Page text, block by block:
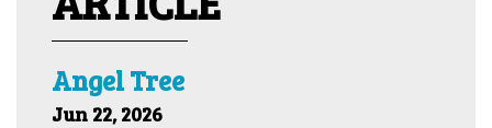
Angel Tree
Jun 22, 2026